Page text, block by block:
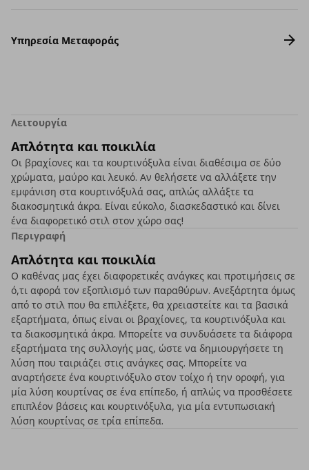
Υπηρεσία Μεταφοράς
Λειτουργία
Απλότητα και ποικιλία
Οι βραχίονες και τα κουρτινόξυλα είναι διαθέσιμα σε δύο
χρώματα, μαύρο και λευκό. Αν θελήσετε να αλλάξετε την
εμφάνιση στα κουρτινόξυλά σας, απλώς αλλάξτε τα
διακοσμητικά άκρα. Είναι εύκολο, διασκεδαστικό και δίνει
ένα διαφορετικό στιλ στον χώρο σας!
Περιγραφή
Απλότητα και ποικιλία
Ο καθένας μας έχει διαφορετικές ανάγκες και προτιμήσεις σε
ό,τι αφορά τον εξοπλισμό των παραθύρων. Ανεξάρτητα όμως
από το στιλ που θα επιλέξετε, θα χρειαστείτε και τα βασικά
εξαρτήματα, όπως είναι οι βραχίονες, τα κουρτινόξυλα και
τα διακοσμητικά άκρα. Μπορείτε να συνδυάσετε τα διάφορα
εξαρτήματα της συλλογής μας, ώστε να δημιουργήσετε τη
λύση που ταιριάζει στις ανάγκες σας. Μπορείτε να
αναρτήσετε ένα κουρτινόξυλο στον τοίχο ή την οροφή, για
μία λύση κουρτίνας σε ένα επίπεδο, ή απλώς να προσθέσετε
επιπλέον βάσεις και κουρτινόξυλα, για μία εντυπωσιακή
λύση κουρτίνας σε τρία επίπεδα.